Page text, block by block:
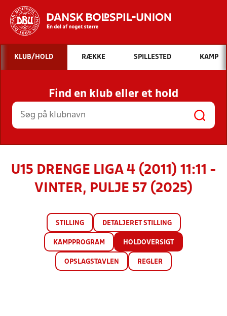
Hvad vil du søge efter?
INDHOLD OG NYHEDER
STILLINGER, RESULTATER, KLUBBER OG
HOLD
KLUB/HOLD RÆKKE SPILLESTED KAMP
Find en klub eller et hold
U15 DRENGE LIGA 4 (2011) 11:11 -
VINTER, PULJE 57 (2025)
STILLING DETALJERET STILLING
KAMPPROGRAM HOLDOVERSIGT
OPSLAGSTAVLEN REGLER